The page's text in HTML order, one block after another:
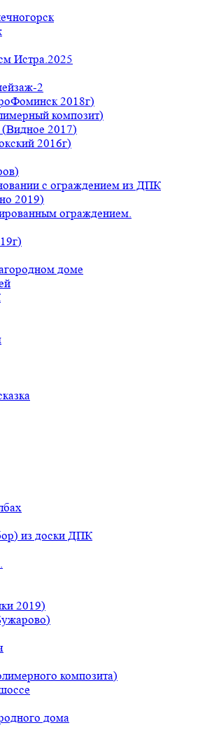
Истра.2025
2
2018г)
композит)
(Видное 2017)
2016г)
с ограждением из ДПК
2019)
ограждением.
доме
из доски ДПК
2019)
композита)
дома